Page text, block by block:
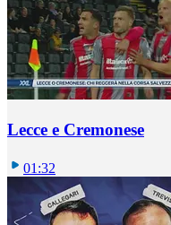
Lecce e Cremonese
01:32